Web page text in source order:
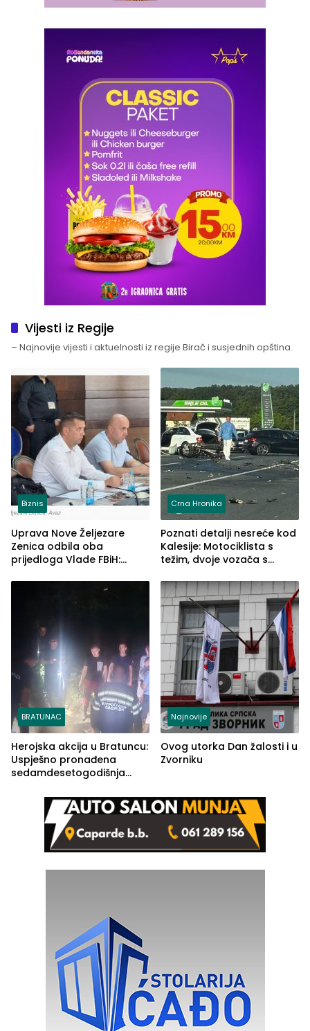
Vijesti iz Regije
– Najnovije vijesti i aktuelnosti iz regije Birač i susjednih opština.
Biznis
Uprava Nove Željezare
Zenica odbila oba
prijedloga Vlade FBiH:
rješenje
Crna Hronika
Poznati detalji nesreće kod
Kalesije: Motociklista s
težim, dvoje vozača s
BRATUNAC
Herojska akcija u Bratuncu:
Uspješno pronađena
sedamdesetogodišnja
Kravice.
Najnovije
Ovog utorka Dan žalosti i u
Zvorniku